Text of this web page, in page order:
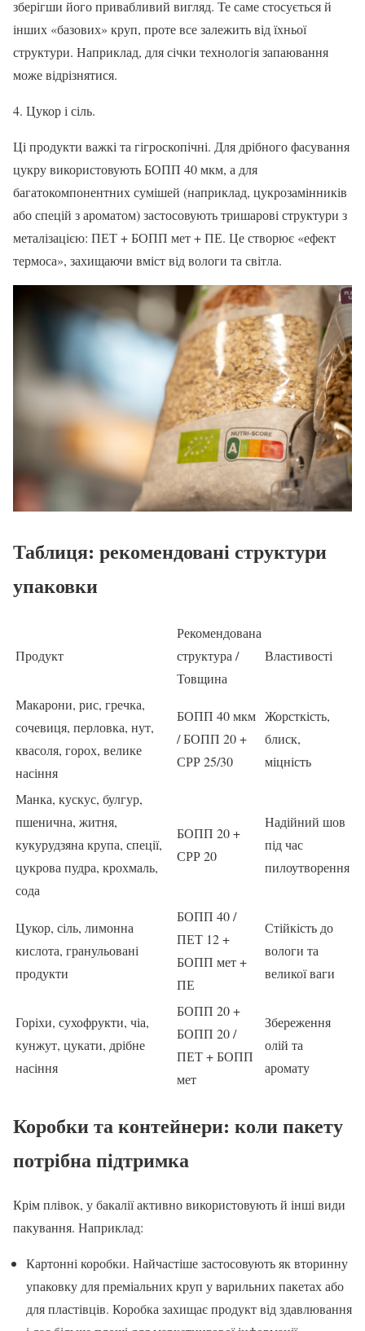
зберігши його привабливий вигляд. Те саме стосується й
інших «базових» круп, проте все залежить від їхньої
структури. Наприклад, для січки технологія запаювання
може відрізнятися.
4. Цукор і сіль.
Ці продукти важкі та гігроскопічні. Для дрібного фасування
цукру використовують БОПП 40 мкм, а для
багатокомпонентних сумішей (наприклад, цукрозамінників
або спецій з ароматом) застосовують тришарові структури з
металізацією: ПЕТ + БОПП мет + ПЕ. Це створює «ефект
термоса», захищаючи вміст від вологи та світла.
Таблиця: рекомендовані структури
упаковки
Продукт
Рекомендована
структура /
Товщина
Властивості
Макарони, рис, гречка,
сочевиця, перловка, нут,
квасоля, горох, велике
насіння
БОПП 40 мкм
/ БОПП 20 +
СРР 25/30
Жорсткість,
блиск,
міцність
Манка, кускус, булгур,
пшенична, житня,
кукурудзяна крупа, спеції,
цукрова пудра, крохмаль,
сода
БОПП 20 +
СРР 20
Надійний шов
під час
пилоутворення
Цукор, сіль, лимонна
кислота, гранульовані
продукти
БОПП 40 /
ПЕТ 12 +
БОПП мет +
ПЕ
Стійкість до
вологи та
великої ваги
Горіхи, сухофрукти, чіа,
кунжут, цукати, дрібне
насіння
БОПП 20 +
БОПП 20 /
ПЕТ + БОПП
мет
Збереження
олій та
аромату
Коробки та контейнери: коли пакету
потрібна підтримка
Крім плівок, у бакалії активно використовують й інші види
пакування. Наприклад:
Картонні коробки. Найчастіше застосовують як вторинну
упаковку для преміальних круп у варильних пакетах або
для пластівців. Коробка захищає продукт від здавлювання